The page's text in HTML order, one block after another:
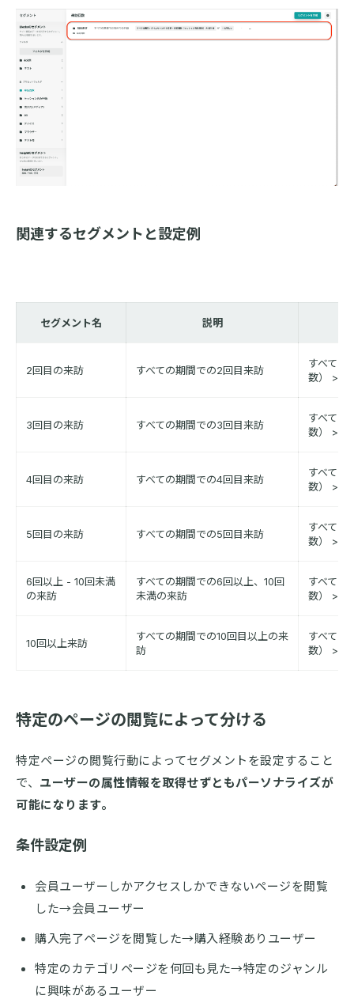
関連するセグメントと設定例
セグメント名 説明
2回目の来訪 すべての期間での2回目来訪
すべての
数） > 2
3回目の来訪 すべての期間での3回目来訪
すべての
数） > 3
4回目の来訪 すべての期間での4回目来訪
すべての
数） > 4
5回目の来訪 すべての期間での5回目来訪
すべての
数） > 5
6回以上 - 10回未満
の来訪
すべての期間での6回以上、10回
未満の来訪
すべての
数） > 6
10回以上来訪
すべての期間での10回目以上の来
訪
すべての
数） > 10
特定のページの閲覧によって分ける
特定ページの閲覧行動によってセグメントを設定すること
で、 ユーザーの属性情報を取得せずともパーソナライズが
可能になります。
条件設定例
会員ユーザーしかアクセスしかできないページを閲覧
した→会員ユーザー
購入完了ページを閲覧した→購入経験ありユーザー
特定のカテゴリページを何回も見た→特定のジャンル
に興味があるユーザー